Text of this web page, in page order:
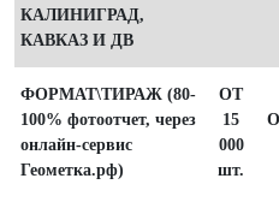
КАЛИНИГРАД,
КАВКАЗ И ДВ
ФОРМАТ\ТИРАЖ (80-
100% фотоотчет, через
онлайн-сервис
Геометка.рф)
ОТ
15
000
шт.